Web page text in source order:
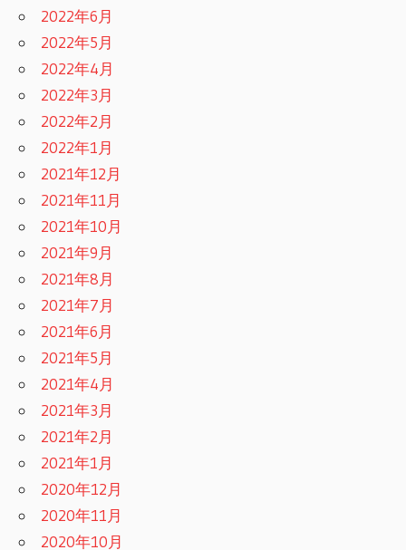
2022年6月
2022年5月
2022年4月
2022年3月
2022年2月
2022年1月
2021年12月
2021年11月
2021年10月
2021年9月
2021年8月
2021年7月
2021年6月
2021年5月
2021年4月
2021年3月
2021年2月
2021年1月
2020年12月
2020年11月
2020年10月